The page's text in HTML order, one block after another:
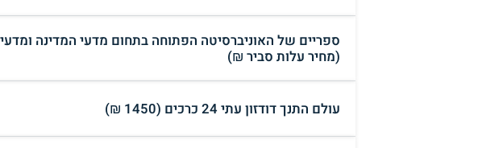
ספריים של האוניברסיטה הפתוחה בתחום מדעי המדינה
(מחיר עלות סביר ₪)
עולם התנך דודזון עתי 24 כרכים (1450 ₪)